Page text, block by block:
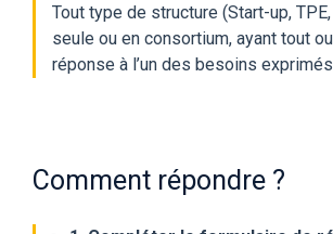
Tout type de structure (Start-up,
seule ou en consortium, ayant tout
réponse à l’un des besoins
Comment répondre ?